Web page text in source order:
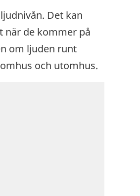
Det kan
när de kommer på
om ljuden runt
och utomhus.